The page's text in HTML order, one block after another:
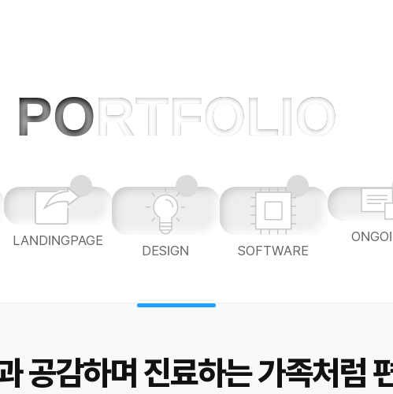
PORTFOLIO
LANDINGPAGE
DESIGN SOFTWARE
공감하며 진료하는 가족처럼